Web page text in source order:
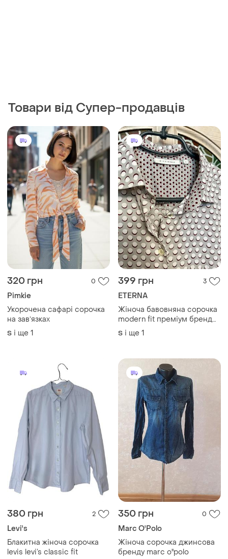
Товари від Супер-продавців
320 грн 0
Pimkie
Укорочена сафарі сорочка
на завʼязках
S і ще 1
399 грн 3
ETERNA
Жіноча бавовняна сорочка
modern fit преміум бренд
eterna
S і ще 1
380 грн 2
Levi's
Блакитна жіноча сорочка
levis levi’s classic fit
350 грн 0
Marc O'Polo
Жіноча сорочка джинсова
бренду marc o''polo